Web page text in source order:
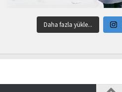
Daha fazla yükle...